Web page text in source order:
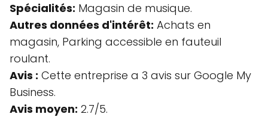
Spécialités: Magasin de musique.
Autres données d'intérêt: Achats en
magasin, Parking accessible en fauteuil
roulant.
Avis : Cette entreprise a 3 avis sur Google My
Business.
Avis moyen: 2.7/5.